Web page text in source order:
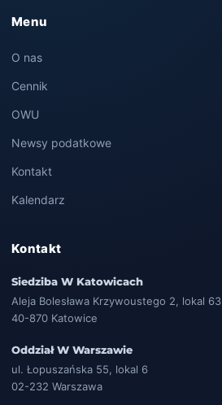
Menu
O nas
Cennik
OWU
Newsy podatkowe
Kontakt
Kalendarz
Kontakt
Siedziba W Katowicach
Aleja Bolesława Krzywoustego 2, lokal 63
40-870 Katowice
Oddział W Warszawie
ul. Łopuszańska 55, lokal 6
02-232 Warszawa